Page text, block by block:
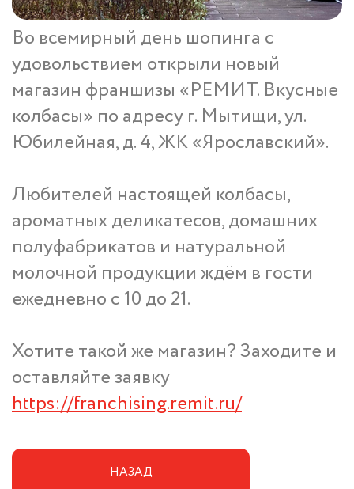
Во всемирный день шопинга с
удовольствием открыли новый
магазин франшизы «РЕМИТ. Вкусные
колбасы» по адресу г. Мытищи, ул.
Юбилейная, д. 4, ЖК «Ярославский».
Любителей настоящей колбасы,
ароматных деликатесов, домашних
полуфабрикатов и натуральной
молочной продукции ждём в гости
ежедневно с 10 до 21.
Хотите такой же магазин? Заходите и
оставляйте заявку
https://franchising.remit.ru/
НАЗАД